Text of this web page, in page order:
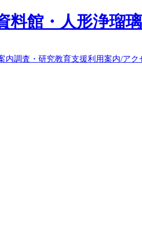
料館・人形浄瑠
内調査・研究教育支援利用案内/アク